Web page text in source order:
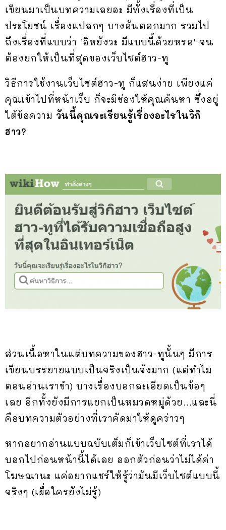
เขียนมาเป็นบทความเลยอะ มีทั้งเรื่องที่เป็น
ประโยชน์ เรื่องแปลกๆ บางอันตลกมาก รวมไป
ถึงเรื่องที่แบบว่า ‘อิหยังวะ มีแบบนี้ด้วยหรอ’ จน
ต้องยกให้เป็นที่สุดของเว็บไซต์ฮาว-ทู
วิธีการใช้งานเว็บไซต์ฮาว-ทู ก็แสนง่าย เพียงแค่
คุณเข้าไปที่หน้าเว็บ ก็จะมีช่องให้คุณค้นหา ซึ่งอยู่
ใต้ข้อความ วันนี้คุณจะเรียนรู้เรื่องอะไรในวิกิ
ฮาว?
ส่วนเนื้อหาในแต่บทความของฮาว-ทูนั้นๆ มีการ
เขียนบรรยายแบบเป็นจริงเป็นจังมาก (แต่ทำไม
ตอนอ่านเราขำ) บางเรื่องบอกละเอียดเป็นข้อๆ
เลย อีกทั้งยังมีการแยกเป็นหมวดหมู่ด้วย…และนี่
คือบทความตัวอย่างที่เราคัดมาให้ดูคร่าวๆ
หากอยากอ่านแบบฉบับเต็มก็เข้าเว็บไซต์ที่เราได้
บอกไปก่อนหน้านี้ได้เลย ออกตัวก่อนว่าไม่ได้ค่า
โฆษณานะ แค่อยากแชร์ให้รู้ว่ามันมีเว็บไซต์แบบนี้
จริงๆ (เผื่อใครยังไม่รู้)